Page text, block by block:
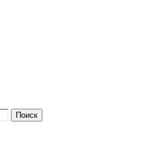
Поиск